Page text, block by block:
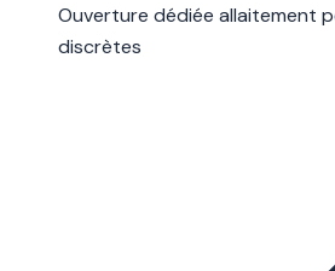
Ouverture dédiée allaitement
discrètes